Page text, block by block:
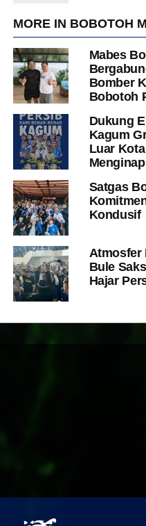
MORE IN BOBOTOH
Mabes
Bomber
Bobotoh
Dukung
Kagum
Luar
Menginap
Satgas
Kondusif
Atmosfer
Bule
Hajar